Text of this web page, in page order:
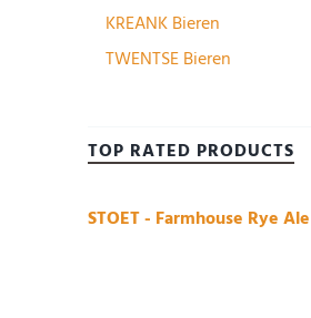
KREANK Bieren
TWENTSE Bieren
TOP RATED PRODUCTS
STOET - Farmhouse Rye Ale